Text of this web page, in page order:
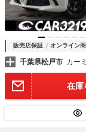
販売店保証 オンライン商
千葉県松戸市 カー
在庫